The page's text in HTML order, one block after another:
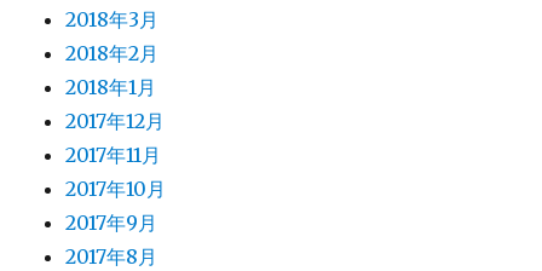
2018年3月
2018年2月
2018年1月
2017年12月
2017年11月
2017年10月
2017年9月
2017年8月